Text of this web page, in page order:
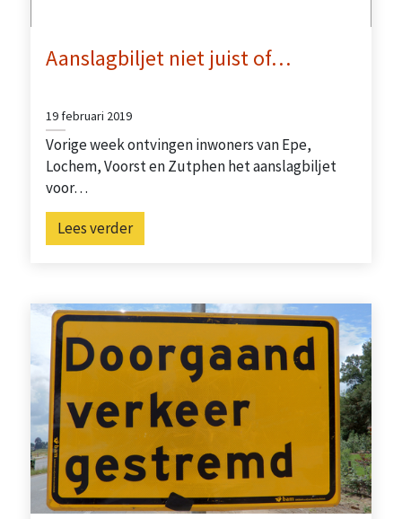
Aanslagbiljet niet juist of…
19 februari 2019
Vorige week ontvingen inwoners van Epe,
Lochem, Voorst en Zutphen het aanslagbiljet
voor…
Lees verder